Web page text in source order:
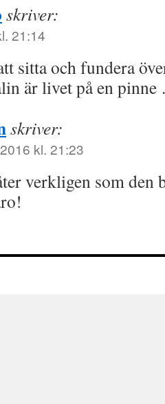
skriver:
21:14
sitta och fundera
är livet på en
skriver:
kl. 21:23
verkligen som den